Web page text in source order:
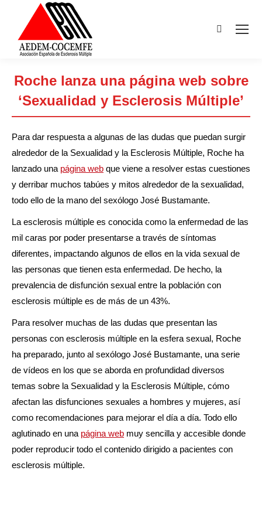
Buscar:
Roche lanza una página web sobre
‘Sexualidad y Esclerosis Múltiple’
Estás aquí:
Para dar respuesta a algunas de las dudas que puedan surgir
alrededor de la Sexualidad y la Esclerosis Múltiple, Roche ha
lanzado una página web que viene a resolver estas cuestiones
y derribar muchos tabúes y mitos alrededor de la sexualidad,
todo ello de la mano del sexólogo José Bustamante.
La esclerosis múltiple es conocida como la enfermedad de las
mil caras por poder presentarse a través de síntomas
diferentes, impactando algunos de ellos en la vida sexual de
las personas que tienen esta enfermedad. De hecho, la
prevalencia de disfunción sexual entre la población con
esclerosis múltiple es de más de un 43%.
Para resolver muchas de las dudas que presentan las
personas con esclerosis múltiple en la esfera sexual, Roche
ha preparado, junto al sexólogo José Bustamante, una serie
de vídeos en los que se aborda en profundidad diversos
temas sobre la Sexualidad y la Esclerosis Múltiple, cómo
afectan las disfunciones sexuales a hombres y mujeres, así
como recomendaciones para mejorar el día a día. Todo ello
aglutinado en una página web muy sencilla y accesible donde
poder reproducir todo el contenido dirigido a pacientes con
esclerosis múltiple.